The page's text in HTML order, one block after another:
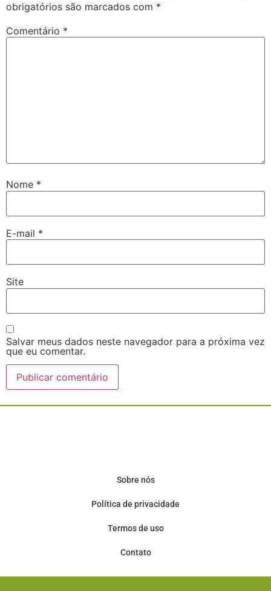
obrigatórios são marcados com *
Comentário *
Nome *
E-mail *
Site
Salvar meus dados neste navegador para a próxima vez
que eu comentar.
Sobre nós
Política de privacidade
Termos de uso
Contato